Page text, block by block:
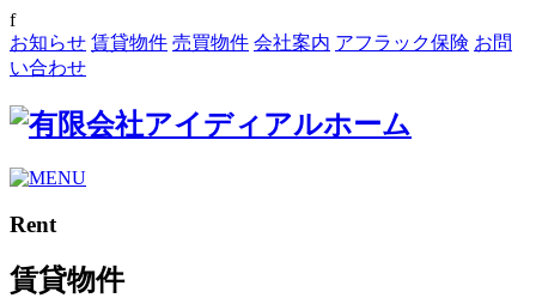
f
お知らせ 賃貸物件 売買物件 会社案内 アフラック保険 お問
い合わせ
Rent
賃貸物件